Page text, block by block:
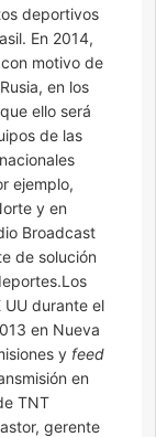
deportivos
En 2014,
motivo de
en los
ello será
de las
ejemplo,
y en
Broadcast
de solución
UU durante el
en Nueva
y feed
en
TNT
gerente